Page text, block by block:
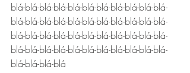
blá-blá-blá-blá-blá-blá-blá-blá-blá-blá-blá-
blá-blá-blá-blá-blá-blá-blá-blá-blá-blá-blá-
blá-blá-blá-blá-blá-blá-blá-blá-blá-blá-blá-
blá-blá-blá-blá-blá-blá-blá-blá-blá-blá-blá-
blá-blá-blá-blá